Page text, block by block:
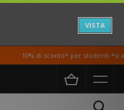
VISTA
10% di sconto* per studenti *si